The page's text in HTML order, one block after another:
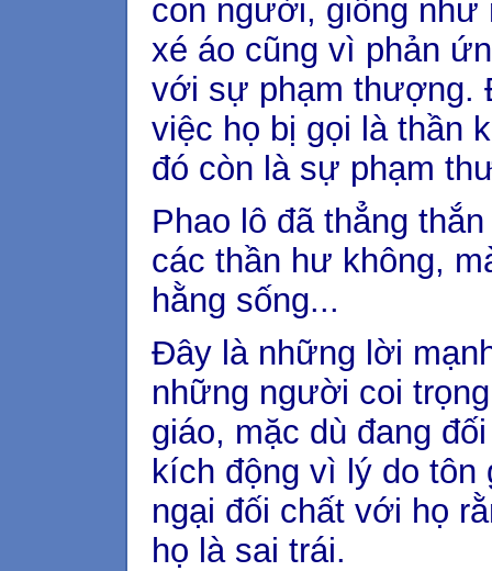
con người, giống như
xé áo cũng vì phản
với sự phạm thượng.
việc họ bị gọi là thần
đó còn là sự phạm
Phao lô đã thẳng
các thần hư không,
hằng sống...
Đây là những lời
những người coi
giáo, mặc dù đang
kích động vì lý do tôn
ngại đối chất với họ
họ là sai trái.